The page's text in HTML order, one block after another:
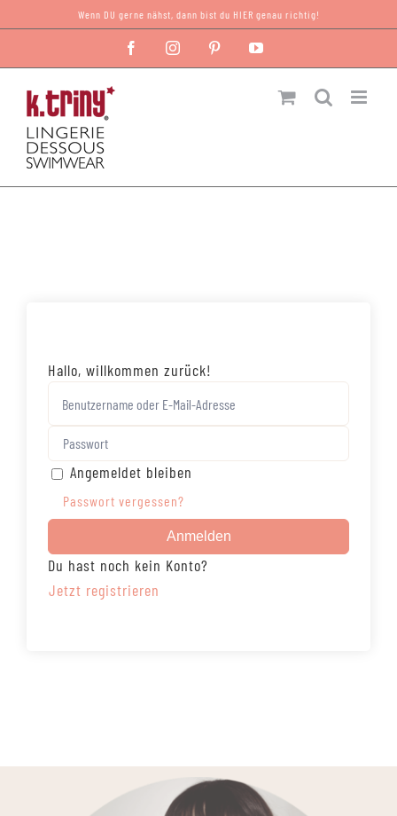
Inhalt
Wenn DU gerne nähst, dann bist du HIER genau richtig!
FacebookInstagramPinterest
Hallo, willkommen zurück!
Angemeldet bleiben
Passwort vergessen?
Anmelden
Du hast noch kein Konto?
Jetzt registrieren